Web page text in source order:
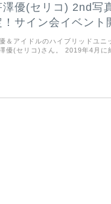
澤優(セリコ) 2nd写
！サイン会イベント
＆アイドルのハイブリッドユ
優(セリコ)さん。 2019年4月に